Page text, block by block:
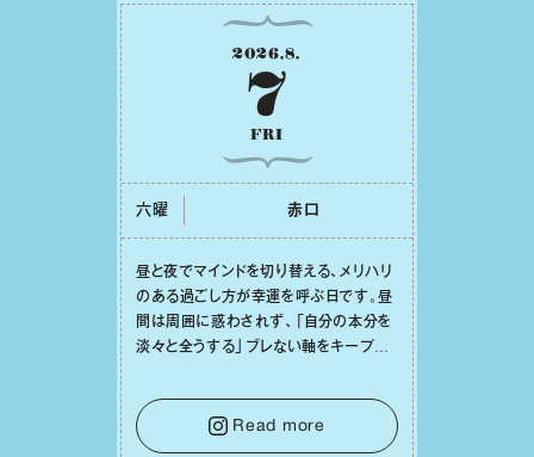
2026.8.
7
FRI
六曜 ⾚⼝
昼と夜でマインドを切り替える、メリハリ
のある過ごし⽅が幸運を呼ぶ⽇です。昼
間は周囲に惑わされず、「⾃分の本分を
淡々と全うする」ブレない軸をキープし
⾔葉に流されないよう、⼼にしっかりブ
レーキをかけること。この意識の切り替
えが、あなたに確かな安⼼感をもたらす
Read more